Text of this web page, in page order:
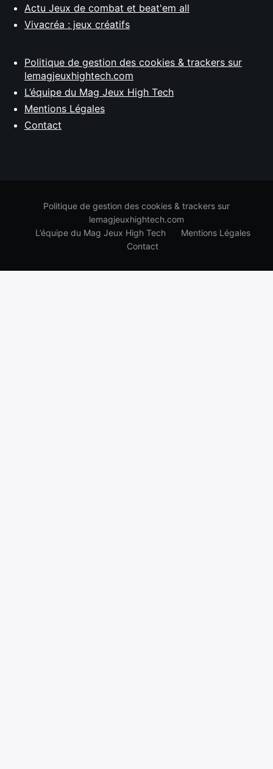
Actu Jeux de combat et beat'em all
Vivacréa : jeux créatifs
Politique de gestion des cookies & trackers sur
lemagjeuxhightech.com
L’équipe du Mag Jeux High Tech
Mentions Légales
Contact
Politique de gestion des cookies & trackers sur
lemagjeuxhightech.com
L’équipe du Mag Jeux High Tech
Mentions Légales
Contact